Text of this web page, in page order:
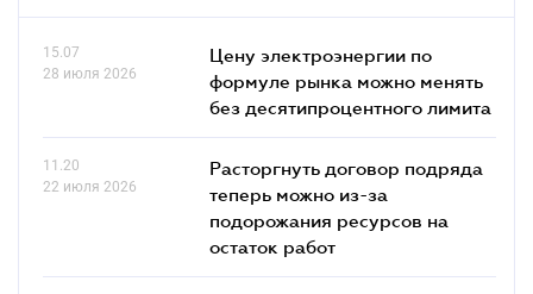
15.07
28 июля 2026
Цену электроэнергии по
формуле рынка можно менять
без десятипроцентного лимита
11.20
22 июля 2026
Расторгнуть договор подряда
теперь можно из-за
подорожания ресурсов на
остаток работ